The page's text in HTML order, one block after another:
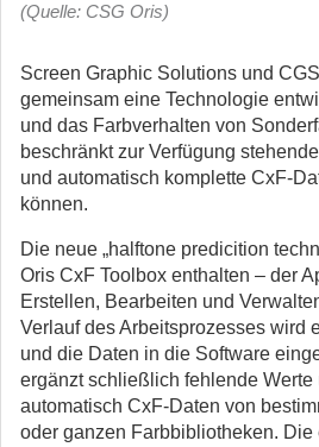
(Quelle: CSG Oris)
Screen Graphic Solutions und
gemeinsam eine Technologie
und das Farbverhalten von
beschränkt zur Verfügung
und automatisch komplette CxF-
können.
Die neue „halftone predicition
Oris CxF Toolbox enthalten – der
Erstellen, Bearbeiten und
Verlauf des Arbeitsprozesses wird
und die Daten in die Software
ergänzt schließlich fehlende Werte
automatisch CxF-Daten von
oder ganzen Farbbibliotheken. Die